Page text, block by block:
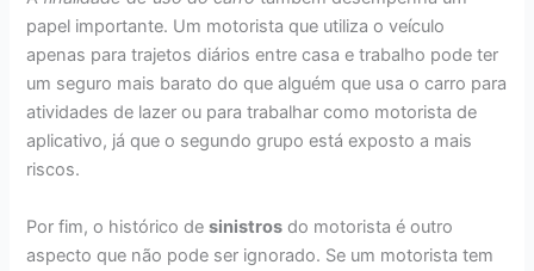
papel importante. Um motorista que utiliza o veículo
apenas para trajetos diários entre casa e trabalho pode ter
um seguro mais barato do que alguém que usa o carro para
atividades de lazer ou para trabalhar como motorista de
aplicativo, já que o segundo grupo está exposto a mais
riscos.
Por fim, o histórico desinistros do motorista é outro
aspecto que não pode ser ignorado. Se um motorista tem